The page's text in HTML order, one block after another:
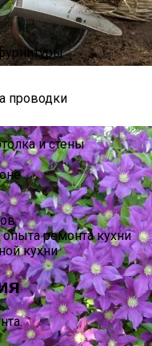
В Апреле,
проводки
и стены
ремонта кухни
кухни